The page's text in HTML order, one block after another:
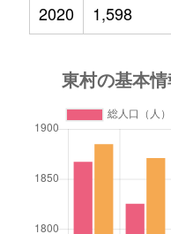
2020
1,598